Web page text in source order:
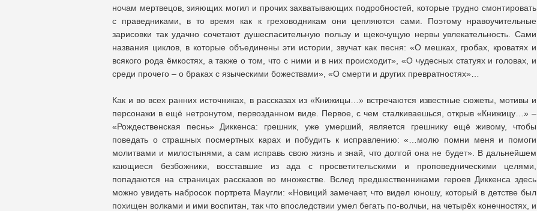
ночам мертвецов, зияющих могил и прочих захватывающих подробностей, которые трудно смонтировать
с праведниками, в то время как к греховодникам они цепляются сами. Поэтому нравоучительные
зарисовки так удачно сочетают душеспасительную пользу и щекочущую нервы увлекательность. Сами
названия циклов, в которые объединены эти истории, звучат как песня: «О мешках, гробах, кроватях и
всякого рода ёмкостях, а также о том, что с ними и в них происходит», «О чудесных статуях и головах, и
среди прочего – о браках с языческими божествами», «О смерти и других превратностях»…
Как и во всех ранних источниках, в рассказах из «Книжицы…» встречаются известные сюжеты, мотивы и
персонажи в ещё нетронутом, первозданном виде. Первое, с чем сталкиваешься, открыв «Книжицу…» –
«Рождественская песнь» Диккенса: грешник, уже умерший, является грешнику ещё живому, чтобы
поведать о страшных посмертных карах и побудить к исправлению: «…молю помни меня и помоги
молитвами и милостынями, а сам исправь свою жизнь и знай, что долгой она не будет». В дальнейшем
кающиеся безбожники, восставшие из ада с просветительскими и проповедническими целями,
попадаются на страницах рассказов во множестве. Вслед предшественниками героев Диккенса здесь
можно увидеть набросок портрета Маугли: «Новиций замечает, что видел юношу, который в детстве был
похищен волками и ими воспитан, так что впоследствии умел бегать по-волчьи, на четырёх конечностях, и